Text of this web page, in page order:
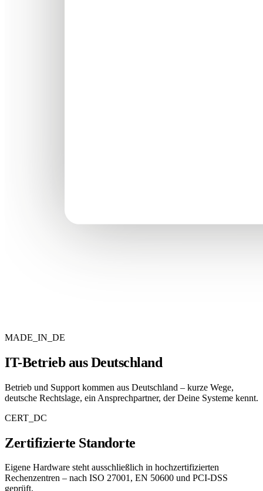
MADE_IN_DE
IT-Betrieb aus Deutschland
Betrieb und Support kommen aus Deutschland – kurze Wege,
deutsche Rechtslage, ein Ansprechpartner, der Deine Systeme kennt.
CERT_DC
Zertifizierte Standorte
Eigene Hardware steht ausschließlich in hochzertifizierten
Rechenzentren – nach ISO 27001, EN 50600 und PCI-DSS
geprüft.